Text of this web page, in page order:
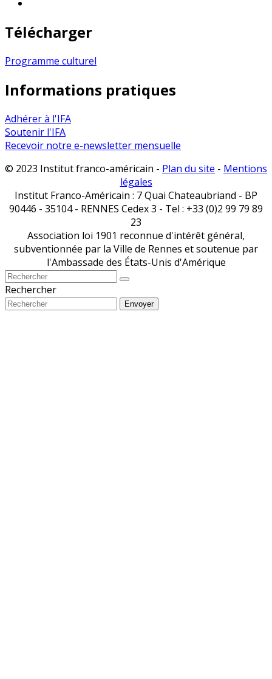
Télécharger
Programme culturel
Informations pratiques
Adhérer à l'IFA
Soutenir l'IFA
Recevoir notre e-newsletter mensuelle
© 2023 Institut franco-américain - Plan du site - Mentions
légales
Institut Franco-Américain : 7 Quai Chateaubriand - BP
90446 - 35104 - RENNES Cedex 3 - Tel : +33 (0)2 99 79 89
23
Association loi 1901 reconnue d'intérêt général,
subventionnée par la Ville de Rennes et soutenue par
l'Ambassade des États-Unis d'Amérique
Rechercher
Envoyer